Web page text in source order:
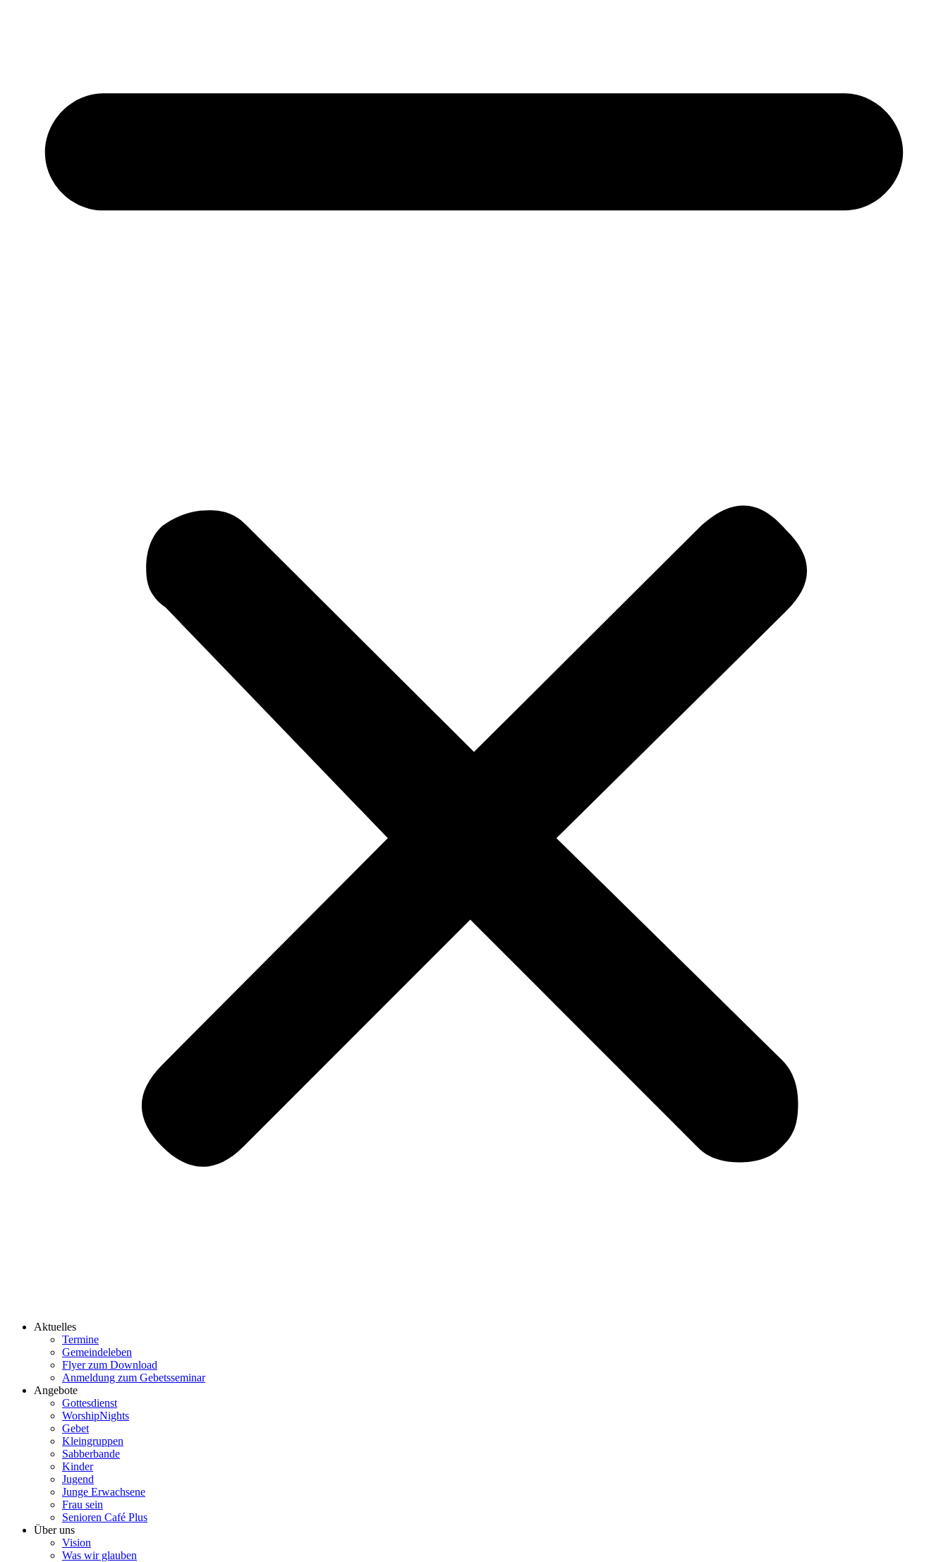
Aktuelles
Termine
Gemeindeleben
Flyer zum Download
Anmeldung zum Gebetsseminar
Angebote
Gottesdienst
WorshipNights
Gebet
Kleingruppen
Sabberbande
Kinder
Jugend
Junge Erwachsene
Frau sein
Senioren Café Plus
Über uns
Vision
Was wir glauben